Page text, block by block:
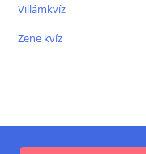
Villámkvíz
Zene kvíz